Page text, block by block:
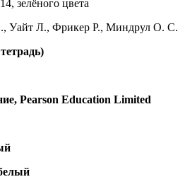
Уайт Л., Фрикер Р., Миндрул О. С.
Pearson Education Limited